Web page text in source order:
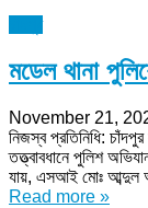
মডেল থানা
November 21,
নিজস্ব প্রতিনিধি:
তত্ত্বাবধানে পুলিশ
যায়, এসআই মোঃ আব্দুল
Read more »